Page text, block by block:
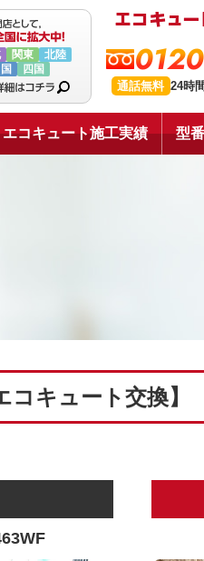
関東
北陸
四国
通話無料 24時
エコキュート施工実績 型
キュート交換】